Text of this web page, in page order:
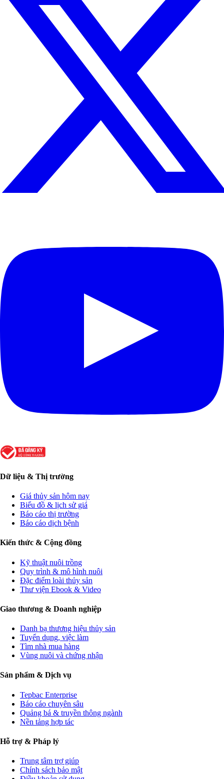
Dữ liệu & Thị trường
Giá thủy sản hôm nay
Biểu đồ & lịch sử giá
Báo cáo thị trường
Báo cáo dịch bệnh
Kiến thức & Cộng đồng
Kỹ thuật nuôi trồng
Quy trình & mô hình nuôi
Đặc điểm loài thủy sản
Thư viện Ebook & Video
Giao thương & Doanh nghiệp
Danh bạ thương hiệu thủy sản
Tuyển dụng, việc làm
Tìm nhà mua hàng
Vùng nuôi và chứng nhận
Sản phẩm & Dịch vụ
Tepbac Enterprise
Báo cáo chuyên sâu
Quảng bá & truyền thông ngành
Nền tảng hợp tác
Hỗ trợ & Pháp lý
Trung tâm trợ giúp
Chính sách bảo mật